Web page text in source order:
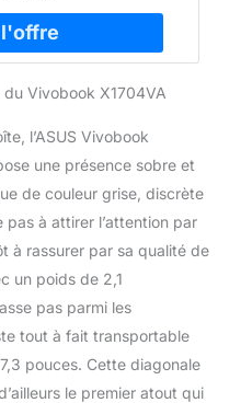
Vivobook X1704VA
l’ASUS Vivobook
une présence sobre et
de couleur grise, discrète
à attirer l’attention par
à rassurer par sa qualité de
un poids de 2,1
pas parmi les
tout à fait transportable
pouces. Cette diagonale
le premier atout qui